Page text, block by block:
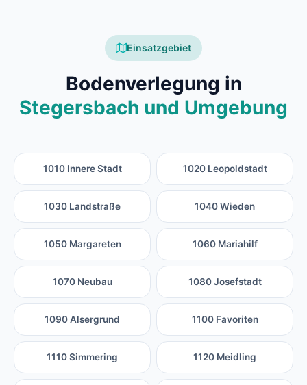
Einsatzgebiet
Bodenverlegung in
Stegersbach und Umgebung
1010 Innere Stadt 1020 Leopoldstadt
1030 Landstraße 1040 Wieden
1050 Margareten 1060 Mariahilf
1070 Neubau 1080 Josefstadt
1090 Alsergrund 1100 Favoriten
1110 Simmering 1120 Meidling